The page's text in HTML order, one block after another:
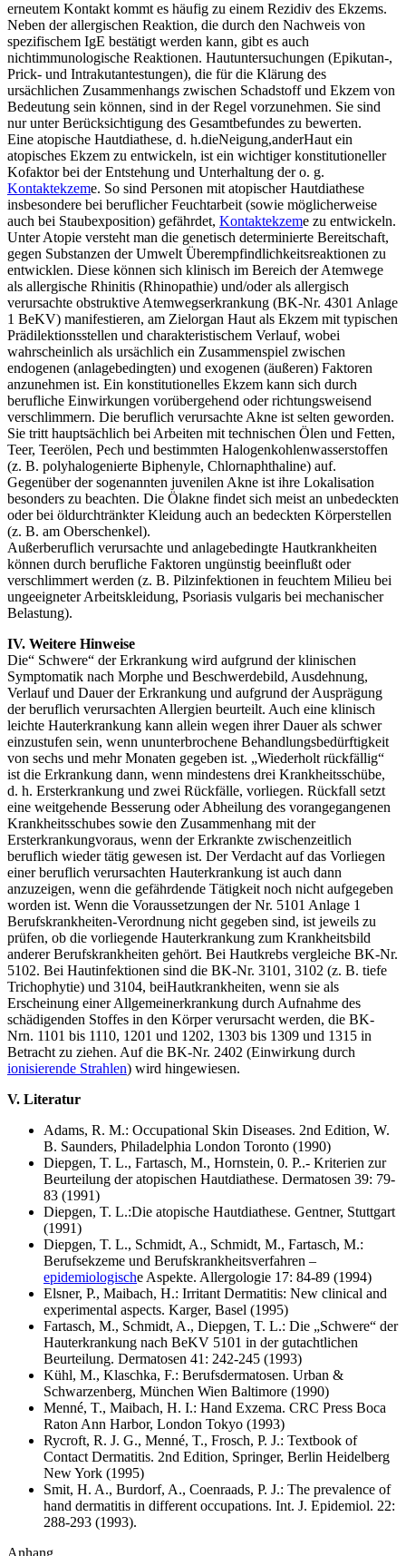
erneutem Kontakt kommt es häufig zu einem Rezidiv des Ekzems.
Neben der allergischen Reaktion, die durch den Nachweis von
spezifischem IgE bestätigt werden kann, gibt es auch
nichtimmunologische Reaktionen. Hautuntersuchungen (Epikutan-,
Prick- und Intrakutantestungen), die für die Klärung des
ursächlichen Zusammenhangs zwischen Schadstoff und Ekzem von
Bedeutung sein können, sind in der Regel vorzunehmen. Sie sind
nur unter Berücksichtigung des Gesamtbefundes zu bewerten.
Eine atopische Hautdiathese, d. h.dieNeigung,anderHaut ein
atopisches Ekzem zu entwickeln, ist ein wichtiger konstitutioneller
Kofaktor bei der Entstehung und Unterhaltung der o. g.
Kontaktekzeme. So sind Personen mit atopischer Hautdiathese
insbesondere bei beruflicher Feuchtarbeit (sowie möglicherweise
auch bei Staubexposition) gefährdet, Kontaktekzeme zu entwickeln.
Unter Atopie versteht man die genetisch determinierte Bereitschaft,
gegen Substanzen der Umwelt Überempfindlichkeitsreaktionen zu
entwicklen. Diese können sich klinisch im Bereich der Atemwege
als allergische Rhinitis (Rhinopathie) und/oder als allergisch
verursachte obstruktive Atemwegserkrankung (BK-Nr. 4301 Anlage
1 BeKV) manifestieren, am Zielorgan Haut als Ekzem mit typischen
Prädilektionsstellen und charakteristischem Verlauf, wobei
wahrscheinlich als ursächlich ein Zusammenspiel zwischen
endogenen (anlagebedingten) und exogenen (äußeren) Faktoren
anzunehmen ist. Ein konstitutionelles Ekzem kann sich durch
berufliche Einwirkungen vorübergehend oder richtungsweisend
verschlimmern. Die beruflich verursachte Akne ist selten geworden.
Sie tritt hauptsächlich bei Arbeiten mit technischen Ölen und Fetten,
Teer, Teerölen, Pech und bestimmten Halogenkohlenwasserstoffen
(z. B. polyhalogenierte Biphenyle, Chlornaphthaline) auf.
Gegenüber der sogenannten juvenilen Akne ist ihre Lokalisation
besonders zu beachten. Die Ölakne findet sich meist an unbedeckten
oder bei öldurchtränkter Kleidung auch an bedeckten Körperstellen
(z. B. am Oberschenkel).
Außerberuflich verursachte und anlagebedingte Hautkrankheiten
können durch berufliche Faktoren ungünstig beeinflußt oder
verschlimmert werden (z. B. Pilzinfektionen in feuchtem Milieu bei
ungeeigneter Arbeitskleidung, Psoriasis vulgaris bei mechanischer
Belastung).
IV. Weitere Hinweise
Die“ Schwere“ der Erkrankung wird aufgrund der klinischen
Symptomatik nach Morphe und Beschwerdebild, Ausdehnung,
Verlauf und Dauer der Erkrankung und aufgrund der Ausprägung
der beruflich verursachten Allergien beurteilt. Auch eine klinisch
leichte Hauterkrankung kann allein wegen ihrer Dauer als schwer
einzustufen sein, wenn ununterbrochene Behandlungsbedürftigkeit
von sechs und mehr Monaten gegeben ist. „Wiederholt rückfällig“
ist die Erkrankung dann, wenn mindestens drei Krankheitsschübe,
d. h. Ersterkrankung und zwei Rückfälle, vorliegen. Rückfall setzt
eine weitgehende Besserung oder Abheilung des vorangegangenen
Krankheitsschubes sowie den Zusammenhang mit der
Ersterkrankungvoraus, wenn der Erkrankte zwischenzeitlich
beruflich wieder tätig gewesen ist. Der Verdacht auf das Vorliegen
einer beruflich verursachten Hauterkrankung ist auch dann
anzuzeigen, wenn die gefährdende Tätigkeit noch nicht aufgegeben
worden ist. Wenn die Voraussetzungen der Nr. 5101 Anlage 1
Berufskrankheiten-Verordnung nicht gegeben sind, ist jeweils zu
prüfen, ob die vorliegende Hauterkrankung zum Krankheitsbild
anderer Berufskrankheiten gehört. Bei Hautkrebs vergleiche BK-Nr.
5102. Bei Hautinfektionen sind die BK-Nr. 3101, 3102 (z. B. tiefe
Trichophytie) und 3104, beiHautkrankheiten, wenn sie als
Erscheinung einer Allgemeinerkrankung durch Aufnahme des
schädigenden Stoffes in den Körper verursacht werden, die BK-
Nrn. 1101 bis 1110, 1201 und 1202, 1303 bis 1309 und 1315 in
Betracht zu ziehen. Auf die BK-Nr. 2402 (Einwirkung durch
ionisierende Strahlen) wird hingewiesen.
V. Literatur
Adams, R. M.: Occupational Skin Diseases. 2nd Edition, W.
B. Saunders, Philadelphia London Toronto (1990)
Diepgen, T. L., Fartasch, M., Hornstein, 0. P..- Kriterien zur
Beurteilung der atopischen Hautdiathese. Dermatosen 39: 79-
83 (1991)
Diepgen, T. L.:Die atopische Hautdiathese. Gentner, Stuttgart
(1991)
Diepgen, T. L., Schmidt, A., Schmidt, M., Fartasch, M.:
Berufsekzeme und Berufskrankheitsverfahren –
epidemiologische Aspekte. Allergologie 17: 84-89 (1994)
Elsner, P., Maibach, H.: Irritant Dermatitis: New clinical and
experimental aspects. Karger, Basel (1995)
Fartasch, M., Schmidt, A., Diepgen, T. L.: Die „Schwere“ der
Hauterkrankung nach BeKV 5101 in der gutachtlichen
Beurteilung. Dermatosen 41: 242-245 (1993)
Kühl, M., Klaschka, F.: Berufsdermatosen. Urban &
Schwarzenberg, München Wien Baltimore (1990)
Menné, T., Maibach, H. I.: Hand Exzema. CRC Press Boca
Raton Ann Harbor, London Tokyo (1993)
Rycroft, R. J. G., Menné, T., Frosch, P. J.: Textbook of
Contact Dermatitis. 2nd Edition, Springer, Berlin Heidelberg
New York (1995)
Smit, H. A., Burdorf, A., Coenraads, P. J.: The prevalence of
hand dermatitis in different occupations. Int. J. Epidemiol. 22:
288-293 (1993).
Anhang